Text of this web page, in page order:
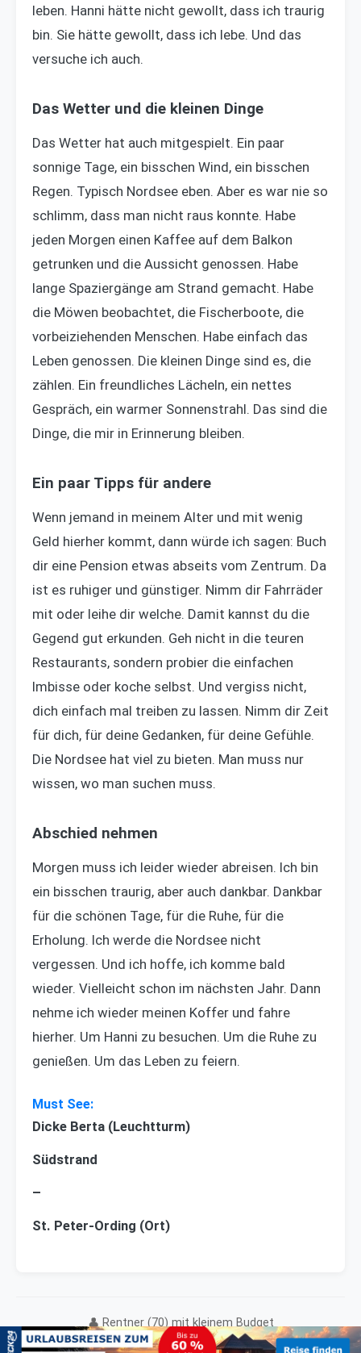
leben. Hanni hätte nicht gewollt, dass ich traurig
bin. Sie hätte gewollt, dass ich lebe. Und das
versuche ich auch.
Das Wetter und die kleinen Dinge
Das Wetter hat auch mitgespielt. Ein paar
sonnige Tage, ein bisschen Wind, ein bisschen
Regen. Typisch Nordsee eben. Aber es war nie so
schlimm, dass man nicht raus konnte. Habe
jeden Morgen einen Kaffee auf dem Balkon
getrunken und die Aussicht genossen. Habe
lange Spaziergänge am Strand gemacht. Habe
die Möwen beobachtet, die Fischerboote, die
vorbeiziehenden Menschen. Habe einfach das
Leben genossen. Die kleinen Dinge sind es, die
zählen. Ein freundliches Lächeln, ein nettes
Gespräch, ein warmer Sonnenstrahl. Das sind die
Dinge, die mir in Erinnerung bleiben.
Ein paar Tipps für andere
Wenn jemand in meinem Alter und mit wenig
Geld hierher kommt, dann würde ich sagen: Buch
dir eine Pension etwas abseits vom Zentrum. Da
ist es ruhiger und günstiger. Nimm dir Fahrräder
mit oder leihe dir welche. Damit kannst du die
Gegend gut erkunden. Geh nicht in die teuren
Restaurants, sondern probier die einfachen
Imbisse oder koche selbst. Und vergiss nicht,
dich einfach mal treiben zu lassen. Nimm dir Zeit
für dich, für deine Gedanken, für deine Gefühle.
Die Nordsee hat viel zu bieten. Man muss nur
wissen, wo man suchen muss.
Abschied nehmen
Morgen muss ich leider wieder abreisen. Ich bin
ein bisschen traurig, aber auch dankbar. Dankbar
für die schönen Tage, für die Ruhe, für die
Erholung. Ich werde die Nordsee nicht
vergessen. Und ich hoffe, ich komme bald
wieder. Vielleicht schon im nächsten Jahr. Dann
nehme ich wieder meinen Koffer und fahre
hierher. Um Hanni zu besuchen. Um die Ruhe zu
genießen. Um das Leben zu feiern.
Dicke Berta (Leuchtturm)
Südstrand
–
St. Peter-Ording (Ort)
👤 Rentner (70) mit kleinem Budget